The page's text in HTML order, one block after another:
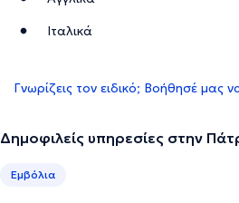
Ιταλικά
Γνωρίζεις τον ειδικό; Βοήθησέ μας
Δημοφιλείς υπηρεσίες στην
Εμβόλια